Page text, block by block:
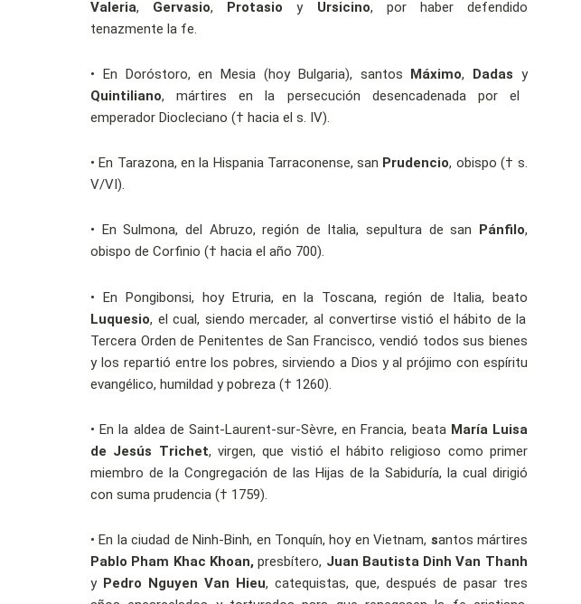
Valeria, Gervasio, Protasio y Ursicino, por haber defendido
tenazmente la fe.
• En Doróstoro, en Mesia (hoy Bulgaria), santos Máximo, Dadasy
Quintiliano, mártires en la persecución desencadenada por el
emperador Diocleciano († hacia el s. IV).
•En Tarazona, en la Hispania Tarraconense, san Prudencio, obispo († s.
V/VI).
• En Sulmona, del Abruzo, región de Italia, sepultura de san Pánfilo,
obispo de Corfinio († hacia el año 700).
• En Pongibonsi, hoy Etruria, en la Toscana, región de Italia, beato
Luquesio, el cual, siendo mercader, al convertirse vistió el hábito de la
Tercera Orden de Penitentes de San Francisco, vendió todos sus bienes
y los repartió entre los pobres, sirviendo a Dios y al prójimo con espíritu
evangélico, humildad y pobreza († 1260).
•En la aldea de Saint-Laurent-sur-Sèvre, en Francia, beataMaría Luisa
de Jesús Trichet, virgen, que vistió el hábito religioso como primer
miembro de la Congregación de las Hijas de la Sabiduría, la cual dirigió
con suma prudencia († 1759).
•En la ciudad de Ninh-Binh, en Tonquín, hoy en Vietnam, santos mártires
Pablo Pham Khac Khoan, presbítero, Juan Bautista Dinh Van Thanh
yPedro Nguyen Van Hieu, catequistas, que, después de pasar tres